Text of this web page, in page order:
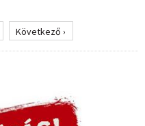
Következő ›